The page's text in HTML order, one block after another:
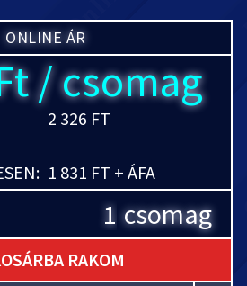
ONLINE ÁR
/ csomag
2 326 FT
1 831 FT + ÁFA
csomag
RAKOM